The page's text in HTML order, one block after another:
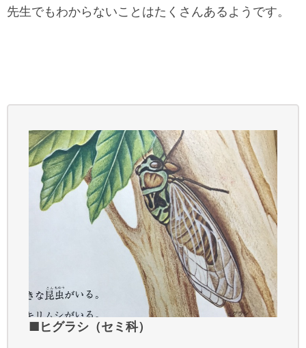
先生でもわからないことはたくさんあるようです。
■ヒグラシ（セミ科）